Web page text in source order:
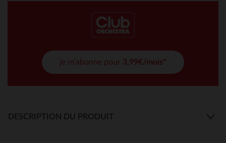
je m'abonne pour 3,99€/mois*
DESCRIPTION DU PRODUIT